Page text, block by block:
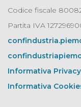
Codice fiscale
Partita IVA
Informativa Privacy
Informativa